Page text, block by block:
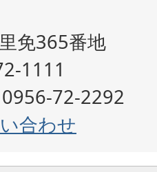
免365番地
1111
72-2292
合わせ